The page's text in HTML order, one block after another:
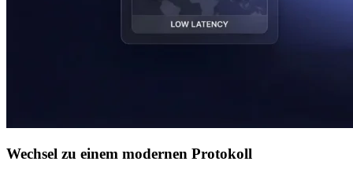
Wechsel zu einem modernen Protokoll